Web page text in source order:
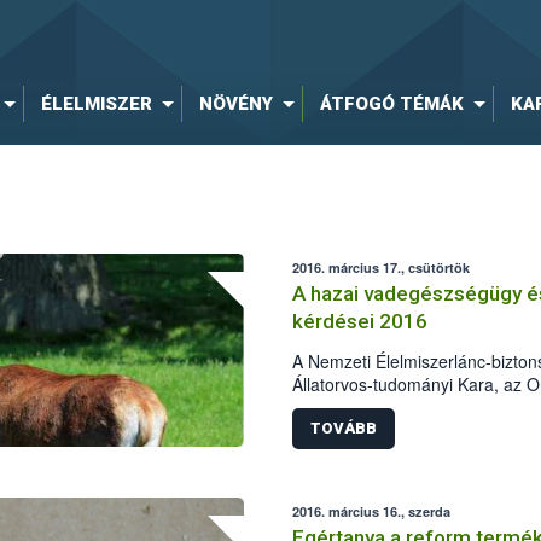
ÉLELMISZER NÖVÉNY ÁTFOGÓ TÉMÁK
2016. március 17., csütörtök
A hazai vadegészségügy
kérdései 2016
A Nemzeti Élelmiszerlánc-
Állatorvos-tudományi Kara, az
Országos Magyar Vadászati
Akadémia Erdészeti
Albizottsága és a
2016. április 5-ére. A
TOVÁBB
2016. március 16., szerda